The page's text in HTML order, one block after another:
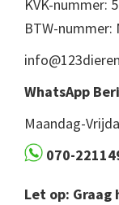
KVK-nummer:
BTW-nummer:
WhatsApp
Maandag-
070-
Let op: